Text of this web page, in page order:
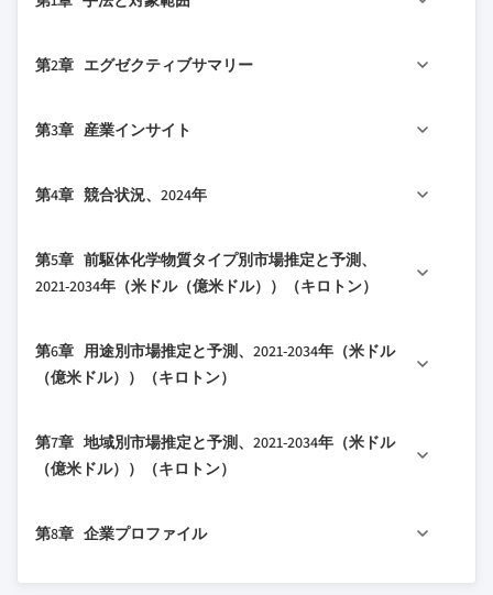
1.2 調査設計
1.2.2 データ収集方法
1.3.1 グローバル
1.4 基本推定値と計算
1.4.1 基準年の計算
1.5 一次調査と検証
1.5.1 一次ソース
1.7 調査の前提条件と制限
第2章 エグゼクティブサマリー
2.2 主要市場トレンド
2.2.2 前駆体化学物質タイプ別
2.3 TAM分析、2025-2034
2.4 CXOの視点：戦略的必須事項
2.4.2 重要成功要因
2.5 将来展望と戦略的提言
第3章 産業インサイト
3.1.1 サプライヤーの状況
3.1.3 各段階における価値付加
3.1.4 バリューチェーンに影響を与える要因
3.2 産業への影響要因
3.2.1 成長ドライバー
3.2.1.2 技術ノードの進化
3.2.1.3 政府の支援と投資
3.2.2.1 安全性と環境への懸念
第4章 競合状況、2024年
4.2 企業の市場シェア分析
4.2.1 地域別
4.2.1.2 欧州
4.2.1.5 中東・アフリカ
4.5 競争ポジショニングマトリックス
4.6 主要な動向
第5章 前駆体化学物質タイプ別市場推定と予測、
2021-2034年（米ドル（億米ドル））（キロトン）
5.2 金属ハライド
5.3 有機金属前駆体
5.5 アルコキシドとβ-ジケトナート
第6章 用途別市場推定と予測、2021-2034年（米ドル
（億米ドル））（キロトン）
6.2 半導体製造
6.2.1 DRAMとメモリ用途
6.2.3 3D NANDとストレージ
第7章 地域別市場推定と予測、2021-2034年（米ドル
（億米ドル））（キロトン）
7.2 北米
第8章 企業プロファイル
8.1 エア・リキード